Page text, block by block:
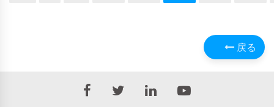
戻る